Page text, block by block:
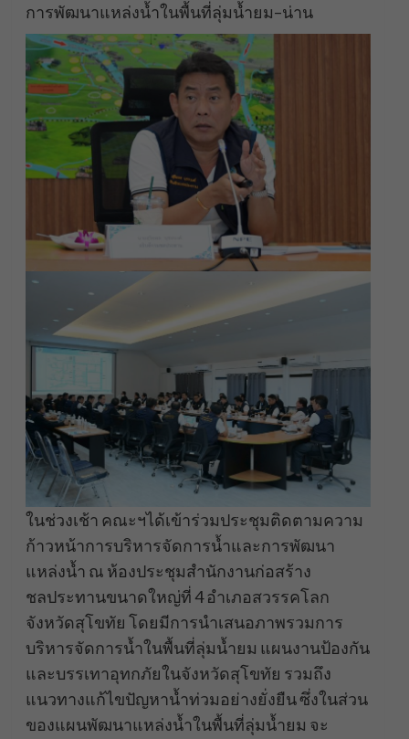
การพัฒนาแหล่งน้ำในพื้นที่ลุ่มน้ำยม–น่าน
ในช่วงเช้า คณะฯได้เข้าร่วมประชุมติดตามความ
ก้าวหน้าการบริหารจัดการน้ำและการพัฒนา
แหล่งน้ำ ณ ห้องประชุมสำนักงานก่อสร้าง
ชลประทานขนาดใหญ่ที่ 4 อำเภอสวรรคโลก
จังหวัดสุโขทัย โดยมีการนำเสนอภาพรวมการ
บริหารจัดการน้ำในพื้นที่ลุ่มน้ำยม แผนงานป้องกัน
และบรรเทาอุทกภัยในจังหวัดสุโขทัย รวมถึง
แนวทางแก้ไขปัญหาน้ำท่วมอย่างยั่งยืน ซึ่งในส่วน
ของแผนพัฒนาแหล่งน้ำในพื้นที่ลุ่มน้ำยม จะ